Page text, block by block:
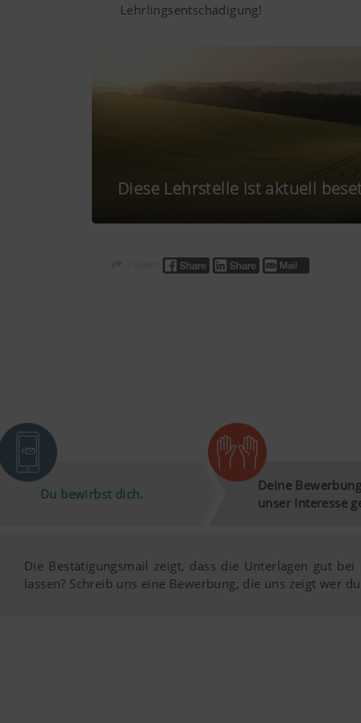
Cookie-Einwilligung
Wir möchten uns ständig
Mehr Infos
Nutzungsverhalten
YouTube
Wir binden
Besucher auf
Informationen
Lehrlingsentschädigung!
Diese Lehrstelle ist aktuell
Du bewirbst dich.
Deine
unser Interesse
Die Bestätigungsmail zeigt, dass die Unterlagen gut
lassen? Schreib uns eine Bewerbung, die uns zeigt wer